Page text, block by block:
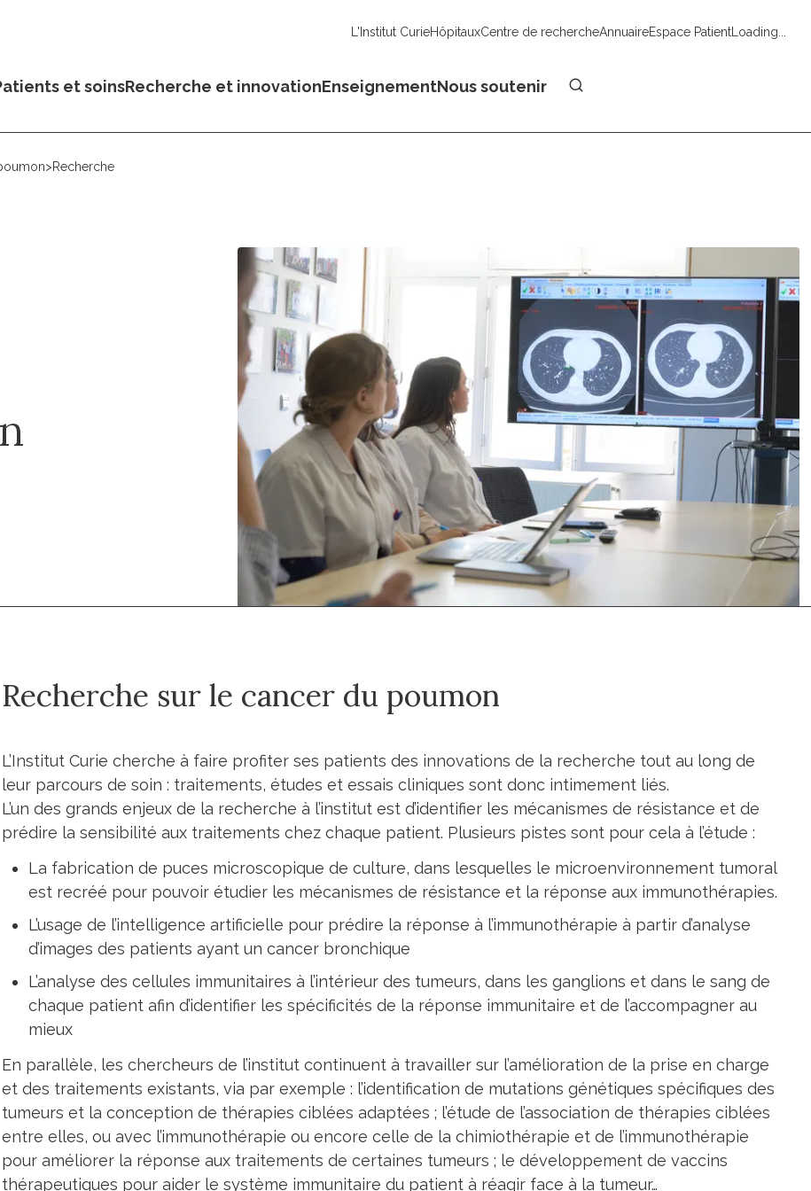
L'Institut CurieHôpitauxCentre de rechercheAnnuaireEspace PatientLoading...
et soinsRecherche et innovationEnseignementNous soutenir
>Recherche
Recherche sur le cancer du poumon
L’Institut Curie cherche à faire profiter ses patients des innovations de la recherche tout au long de
leur parcours de soin : traitements, études et essais cliniques sont donc intimement liés.
L’un des grands enjeux de la recherche à l’institut est d’identifier les mécanismes de résistance et de
prédire la sensibilité aux traitements chez chaque patient. Plusieurs pistes sont pour cela à l’étude :
La fabrication de puces microscopique de culture, dans lesquelles le microenvironnement tumoral
est recréé pour pouvoir étudier les mécanismes de résistance et la réponse aux immunothérapies.
L’usage de l’intelligence artificielle pour prédire la réponse à l’immunothérapie à partir d’analyse
d’images des patients ayant un cancer bronchique
L’analyse des cellules immunitaires à l’intérieur des tumeurs, dans les ganglions et dans le sang de
chaque patient afin d’identifier les spécificités de la réponse immunitaire et de l’accompagner au
mieux
En parallèle, les chercheurs de l’institut continuent à travailler sur l’amélioration de la prise en charge
et des traitements existants, via par exemple : l’identification de mutations génétiques spécifiques des
tumeurs et la conception de thérapies ciblées adaptées ; l’étude de l’association de thérapies ciblées
entre elles, ou avec l’immunothérapie ou encore celle de la chimiothérapie et de l’immunothérapie
pour améliorer la réponse aux traitements de certaines tumeurs ; le développement de vaccins
thérapeutiques pour aider le système immunitaire du patient à réagir face à la tumeur…